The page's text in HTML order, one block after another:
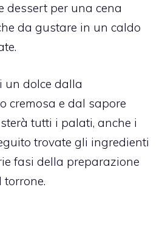
dessert per una cena
da gustare in un caldo
un dolce dalla
cremosa e dal sapore
tutti i palati, anche i
trovate gli ingredienti
fasi della preparazione
torrone.